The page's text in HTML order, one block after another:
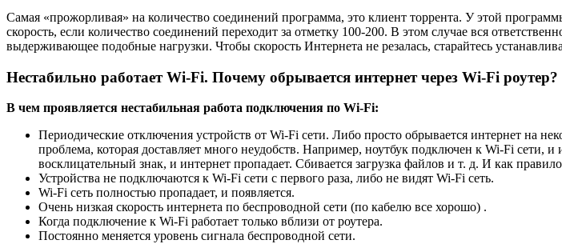
Самая «прожорливая» на количество соединений программа, это клиент торрента. У этой
скорость, если количество соединений переходит за отметку 100-200. В этом случае вся
выдерживающее подобные нагрузки. Чтобы скорость Интернета не резалась, старайтесь
Нестабильно работает Wi-Fi. Почему обрывается интернет через Wi-Fi роутер?
В чем проявляется нестабильная работа подключения по Wi-Fi:
Периодические отключения устройств от Wi-Fi сети. Либо просто обрывается интернет на
проблема, которая доставляет много неудобств. Например, ноутбук подключен к Wi-Fi сети,
восклицательный знак, и интернет пропадает. Сбивается загрузка файлов и т. д. И как
Устройства не подключаются к Wi-Fi сети с первого раза, либо не видят Wi-Fi сеть.
Wi-Fi сеть полностью пропадает, и появляется.
Очень низкая скорость интернета по беспроводной сети (по кабелю все хорошо) .
Когда подключение к Wi-Fi работает только вблизи от роутера.
Постоянно меняется уровень сигнала беспроводной сети.